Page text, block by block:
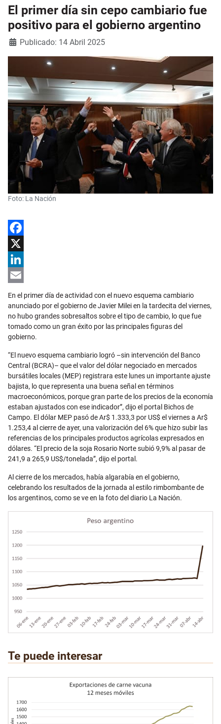
El primer día sin cepo cambiario fue
positivo para el gobierno argentino
Detalles
Publicado: 14 Abril 2025
Foto: La Nación
Facebook
X
LinkedIn
Email
En el primer día de actividad con el nuevo esquema cambiario
anunciado por el gobierno de Javier Milei en la tardecita del viernes,
no hubo grandes sobresaltos sobre el tipo de cambio, lo que fue
tomado como un gran éxito por las principales figuras del
gobierno.
“El nuevo esquema cambiario logró –sin intervención del Banco
Central (BCRA)– que el valor del dólar negociado en mercados
bursátiles locales (MEP) registrara este lunes un importante ajuste
bajista, lo que representa una buena señal en términos
macroeconómicos, porque gran parte de los precios de la economía
estaban ajustados con ese indicador”, dijo el portal Bichos de
Campo. El dólar MEP pasó de Ar$ 1.333,3 por US$ el viernes a Ar$
1.253,4 al cierre de ayer, una valorización del 6% que hizo subir las
referencias de los principales productos agrícolas expresados en
dólares. “El precio de la soja Rosario Norte subió 9,9% al pasar de
241,9 a 265,9 US$/tonelada”, dijo el portal.
Al cierre de los mercados, había algarabía en el gobierno,
celebrando los resultados de la jornada al estilo rimbombante de
los argentinos, como se ve en la foto del diario La Nación.
Te puede interesar